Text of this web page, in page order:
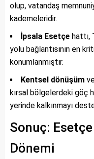
olup, vatandaş
kademeleridir.
İpsala Esetçe hattı,
yolu bağlantısının en
konumlanmıştır.
Kentsel dönüşüm
kırsal bölgelerdeki göç
yerinde kalkınmayı
Sonuç:
Dönemi